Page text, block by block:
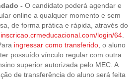
- O candidato poderá agendar e
online a qualquer momento e sem
de forma prática e rápida, através do
login/64.
ingressar como transferido, o aluno
possuído vínculo regular com outra
superior autorizada pelo MEC. A
de transferência do aluno será feita